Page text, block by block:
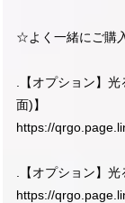
☆よく一緒にご購
.【オプション】
面)】
https://
.【オプション】
https://